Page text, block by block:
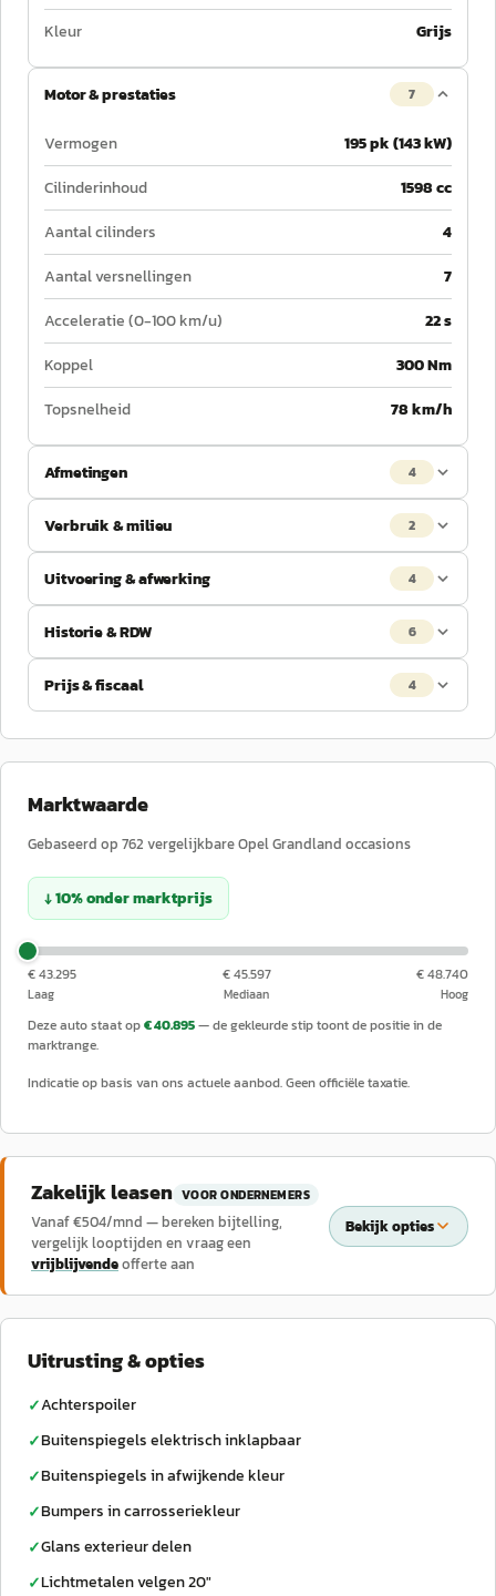
Kleur
Grijs
Motor & prestaties 7
Vermogen
195 pk (143 kW)
Cilinderinhoud
1598 cc
Aantal cilinders
4
Aantal versnellingen
7
Acceleratie (0-100 km/u)
22 s
Koppel
300 Nm
Topsnelheid
78 km/h
Afmetingen 4
Verbruik & milieu 2
Uitvoering & afwerking 4
Historie & RDW 6
Prijs & fiscaal 4
Marktwaarde
Gebaseerd op 762 vergelijkbareOpelGrandland occasions
↓10%ondermarktprijs
€ 43.295
Laag
€ 45.597
Mediaan
€ 48.740
Hoog
Deze auto staat op€ 40.895— de gekleurde stip toont de positie in de
marktrange.
Indicatie op basis van ons actuele aanbod. Geen officiële taxatie.
Zakelijk leasen VOOR ONDERNEMERS
Vanaf €504/mnd — bereken bijtelling,
vergelijk looptijden en vraag een
vrijblijvendeofferte aan
Bekijk opties
Uitrusting & opties
✓Achterspoiler
✓Buitenspiegels elektrisch inklapbaar
✓Buitenspiegels in afwijkende kleur
✓Bumpers in carrosseriekleur
✓Glans exterieur delen
✓Lichtmetalen velgen 20"